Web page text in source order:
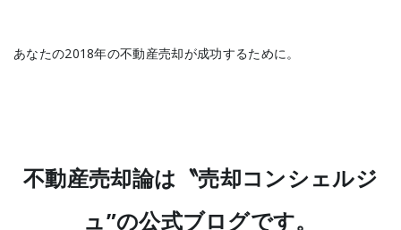
あなたの2018年の不動産売却が成功するために。
不動産売却論は〝売却コンシェルジ
ュ”の公式ブログです。